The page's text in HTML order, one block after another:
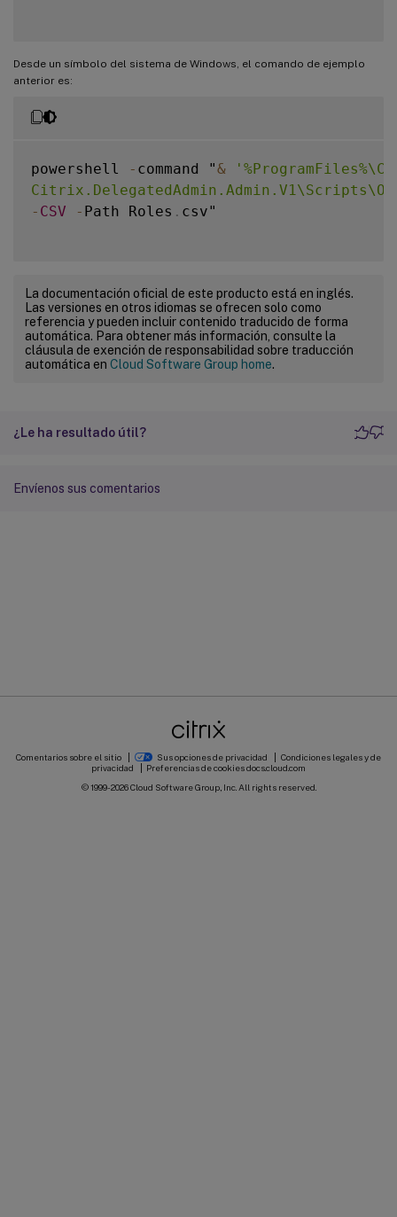
Desde un símbolo del sistema de Windows, el comando de ejemplo
anterior es:
powershell - command "&
- CSV - Path Roles . csv"
La documentación oficial de este producto está en inglés.
Las versiones en otros idiomas se ofrecen solo como
referencia y pueden incluir contenido traducido de forma
automática. Para obtener más información, consulte la
cláusula de exención de responsabilidad sobre traducción
automática en Cloud Software Group home.
¿Le ha resultado útil?
Envíenos sus comentarios
Comentarios sobre el sitio Sus opciones de privacidad
Condiciones legales y de
privacidad
Preferencias de cookiesdocs.cloud.com
© 1999-2026Cloud Software Group, Inc. All rights reserved.